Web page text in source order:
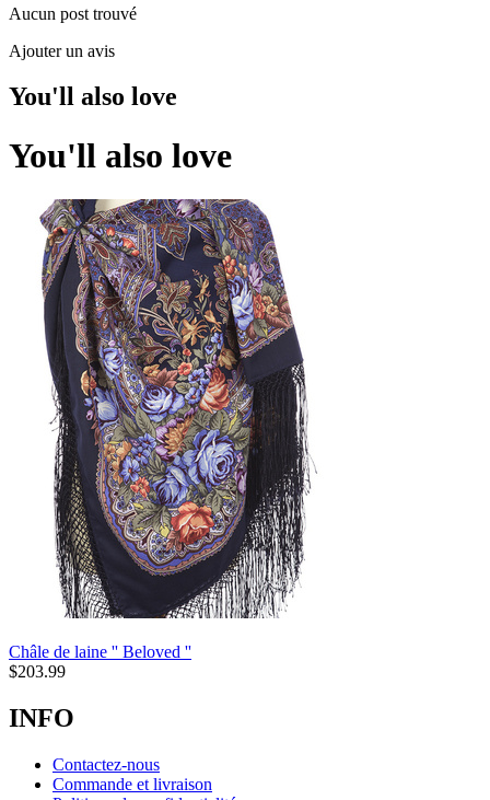
Aucun post trouvé
Ajouter un avis
You'll also love
You'll also love
Châle de laine '' Beloved ''
$203.99
INFO
Contactez-nous
Commande et livraison